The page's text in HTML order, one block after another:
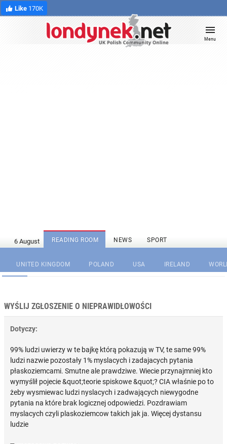
Like 170K
Menu
READING ROOM NEWS SPORT
UNITED KINGDOM POLAND USA IRELAND
WYŚLIJ ZGŁOSZENIE O NIEPRAWIDŁOWOŚCI
Dotyczy:
99% ludzi uwierzy w te bajkę którą pokazują w TV, te same 99%
ludzi nazwie pozostały 1% myslacych i zadajacych pytania
płaskoziemcami. Smutne ale prawdziwe. Wiecie przynajmniej kto
wymyślił pojecie &quot;teorie spiskowe &quot;? CIA właśnie po to
żeby wysmiewac ludzi nyslacych i zadwających niewygodne
pytania na które brak logicznej odpowiedzi. Pozdrawiam
myslacych czyli plaskoziemcow takich jak ja. Więcej dystansu
ludzie